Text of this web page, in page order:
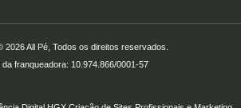
2026 All Pé, Todos os direitos reservados.
da franqueadora: 10.974.866/0001-57